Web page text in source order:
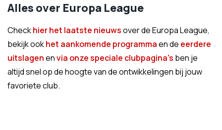
Alles over Europa League
Checkhier het laatste nieuwsover de Europa League,
bekijk ookhet aankomende programmaen de eerdere
uitslagenenvia onze speciale clubpagina's ben je
altijd snel op de hoogte van de ontwikkelingen bij jouw
favoriete club.